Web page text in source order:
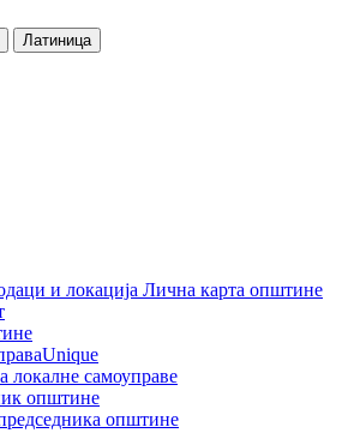
Латиница
и локација Лична карта општине
Unique
локалне самоуправе
општине
општине